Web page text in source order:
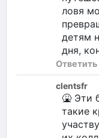
ловя
детям
дня,
Ответить
clentsfr
🤮 Эти
такие